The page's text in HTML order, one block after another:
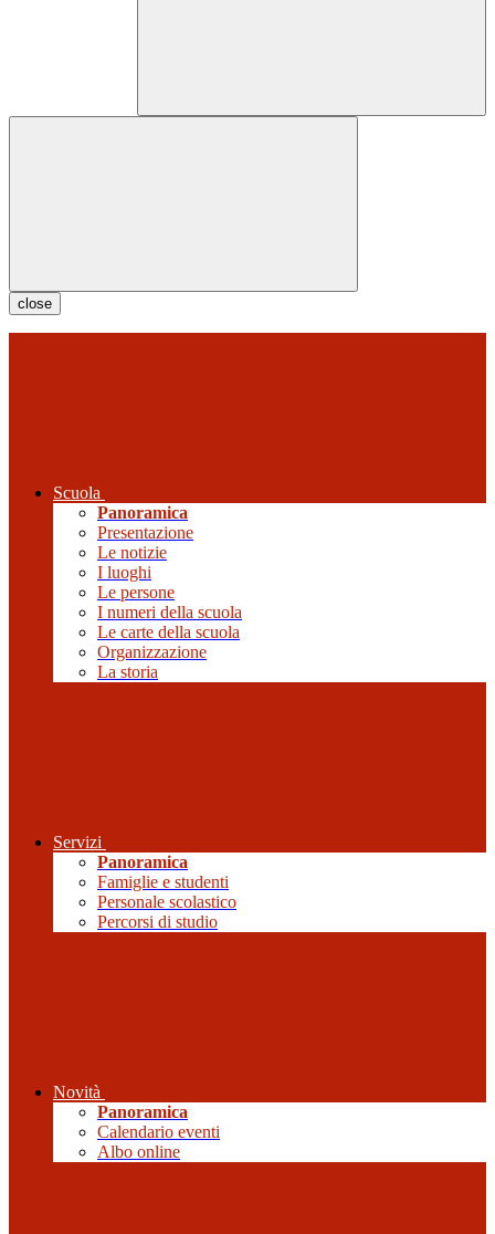
close
Scuola
Panoramica
Presentazione
Le notizie
I luoghi
Le persone
I numeri della scuola
Le carte della scuola
Organizzazione
La storia
Servizi
Panoramica
Famiglie e studenti
Personale scolastico
Percorsi di studio
Novità
Panoramica
Calendario eventi
Albo online